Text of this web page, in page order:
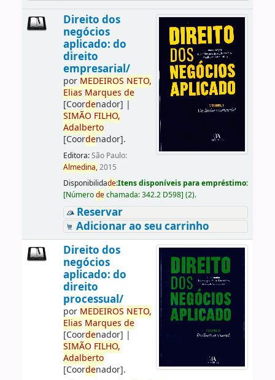
Direito dos
negócios
aplicado: do
direito
empresarial/
por MEDEIROS NETO,
Elias Marques de
[Coordenador] |
SIMÃO FILHO,
Adalberto
[Coordenador].
Editora:São Paulo:
Almedina,2015
Disponibilidade:Itens disponíveis para empréstimo:
[Númerodechamada:342.2 D598] (2).
Reservar
Adicionar ao seu carrinho
Direito dos
negócios
aplicado: do
direito
processual/
por MEDEIROS NETO,
Elias Marques de
[Coordenador] |
SIMÃO FILHO,
Adalberto
[Coordenador].